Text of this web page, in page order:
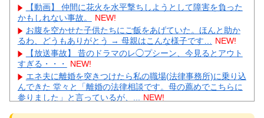
【動画】 仲間に花火を水平撃ちしようとして障害を負った
かもしれない事故。
NEW!
お腹を空かせた子供たちにご飯をあげていた。ほんと助か
るわ、どうもありがとう → 母親はこんな様子です…
NEW!
【放送事故】 昔のドラマのレ◯プシーン、今見るとアウト
すぎる・・・
NEW!
エネ夫に離婚を突きつけたら私の職場(法律事務所)に乗り込
んできた 堂々と「離婚の法律相談です。母の薦めでこちらに
参りました」と言っているが、...
NEW!